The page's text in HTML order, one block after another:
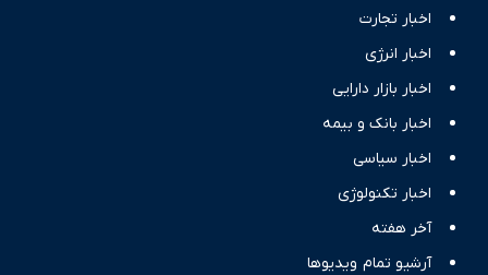
اخبار تجارت
اخبار انرژی
اخبار بازار دارایی
اخبار بانک و بیمه
اخبار سیاسی
اخبار تکنولوژی
آخر هفته
آرشیو تمام ویدیوها